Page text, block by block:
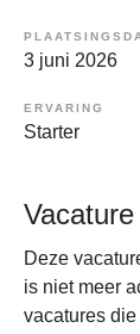
3 juni 2026
ERVARING
Starter
Deze
is niet meer
vacatures